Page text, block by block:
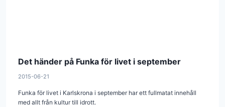
Det händer på Funka för livet i september
2015-06-21
Funka för livet i Karlskrona i september har ett fullmatat innehåll
med allt från kultur till idrott.